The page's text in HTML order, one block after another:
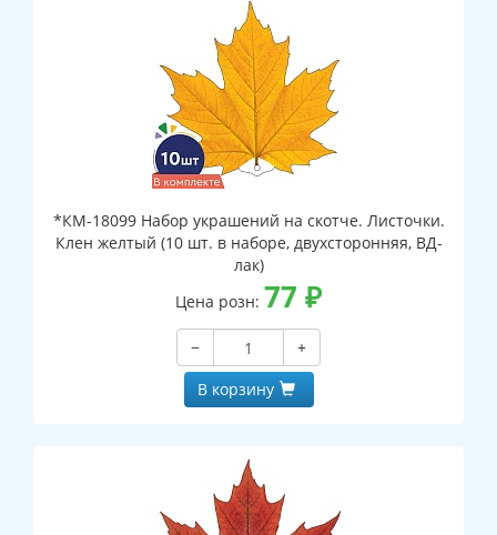
*КМ-18099 Набор украшений на скотче. Листочки.
Клен желтый (10 шт. в наборе, двухсторонняя, ВД-
лак)
Цена розн: 77 ₽
−
+
В корзину